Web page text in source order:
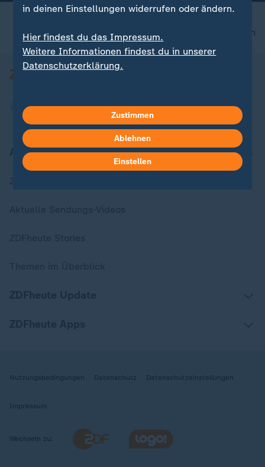
nach oben
Aktuell bei ZDFheute
Nutzungsbedingungen Datenschutz Datenschutzeinstellungen
Impressum
Wechseln zu:
in deinen Einstellungen widerrufen oder ändern.
Hier findest du das Impressum.
Weitere Informationen findest du in unserer
Datenschutzerklärung.
Zustimmen
Ablehnen
Einstellen